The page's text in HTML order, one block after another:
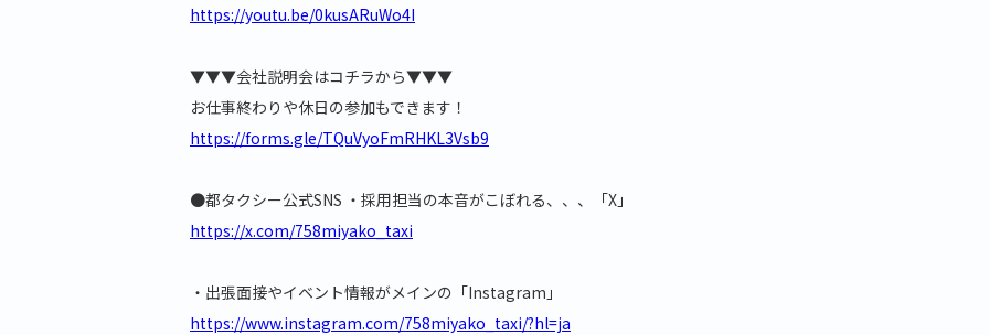
https://youtu.be/0kusARuWo4I
▼▼▼会社説明会はコチラから▼▼▼
お仕事終わりや休日の参加もできます！
https://forms.gle/TQuVyoFmRHKL3Vsb9
●都タクシー公式SNS ・採用担当の本音がこぼれる、、、「X」
https://x.com/758miyako_taxi
・出張面接やイベント情報がメインの「Instagram」
https://www.instagram.com/758miyako_taxi/?hl=ja